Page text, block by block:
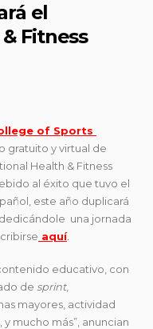
el
Fitness
of Sports
gratuito y virtual de
Health & Fitness
al éxito que tuvo el
este año duplicará
una jornada
aquí.
educativo, con
de sprint,
mayores, actividad
mucho más”, anuncian